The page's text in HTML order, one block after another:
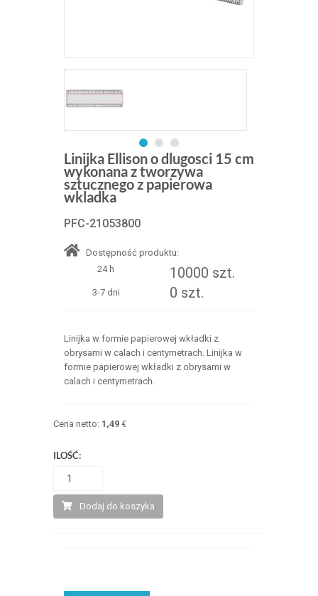
Linijka Ellison o dlugosci 15 cm
wykonana z tworzywa
sztucznego z papierowa
wkladka
PFC-21053800
Dostępność produktu:
24 h
10000 szt.
3-7 dni 0 szt.
Linijka w formie papierowej wkładki z
obrysami w calach i centymetrach. Linijka w
formie papierowej wkładki z obrysami w
calach i centymetrach.
Cena netto: 1,49€
ILOŚĆ:
Dodaj do koszyka